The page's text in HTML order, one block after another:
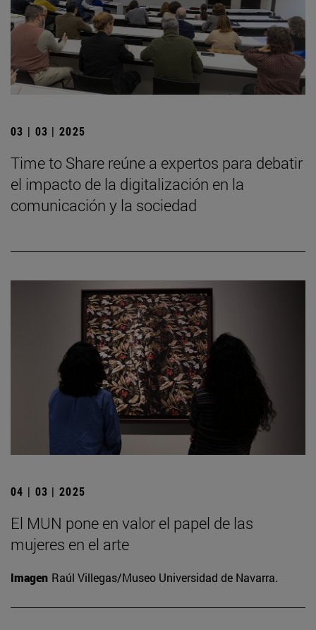
03 | 03 | 2025
Time to Share reúne a expertos para debatir
el impacto de la digitalización en la
comunicación y la sociedad
04 | 03 | 2025
El MUN pone en valor el papel de las
mujeres en el arte
Imagen Raúl Villegas/Museo Universidad de Navarra.